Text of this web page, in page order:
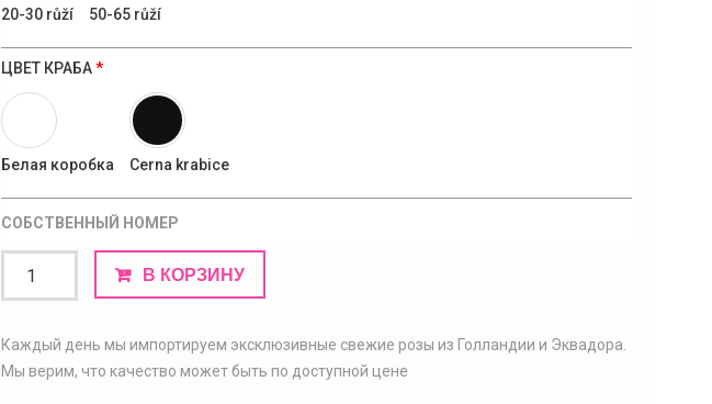
20-30 růží 50-65 růží
ЦВЕТ КРАБА*
Белая коробка Cerna krabice
СОБСТВЕННЫЙ НОМЕР
коробка
с
В КОРЗИНУ
Каждый день мы импортируем эксклюзивные свежие розы из Голландии и Эквадора.
Мы верим, что качество может быть по доступной цене